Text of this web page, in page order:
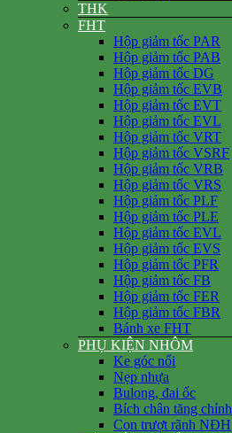
THK
FHT
Hộp giảm tốc PAR
Hộp giảm tốc PAB
Hộp giảm tốc DG
Hộp giảm tốc EVB
Hộp giảm tốc EVT
Hộp giảm tốc EVL
Hộp giảm tốc VRT
Hộp giảm tốc VSRF
Hộp giảm tốc VRB
Hộp giảm tốc VRS
Hộp giảm tốc PLF
Hộp giảm tốc PLE
Hộp giảm tốc EVL
Hộp giảm tốc EVS
Hộp giảm tốc PFR
Hộp giảm tốc FB
Hộp giảm tốc FER
Hộp giảm tốc FBR
Bánh xe FHT
PHỤ KIỆN NHÔM
Ke góc nổi
Nẹp nhựa
Bulong, đai ốc
Bích chân tăng chỉnh
Con trượt rãnh NĐH